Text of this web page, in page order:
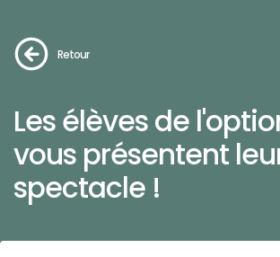
Retour
Les élèves de
vous présentent
spectacle !